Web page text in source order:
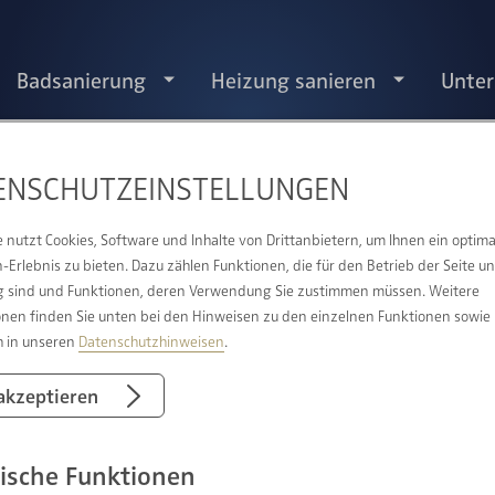
nutzt Cookies, Software und Inhalte von Drittanbietern, um Ihnen ein
Erlebnis zu bieten. Dazu zählen Funktionen, die für den Betrieb der Seite
sind und Funktionen, deren Verwendung Sie zustimmen müssen. Weitere
finden Sie unten bei den Hinweisen zu den einzelnen Funktionen sowie
in unseren Datenschutzhinweisen.
Funktionen
Badsanierung Heizung sanieren
BAD